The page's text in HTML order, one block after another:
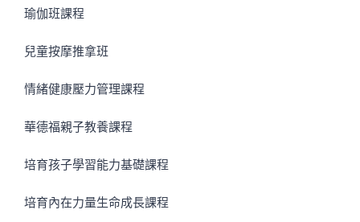
瑜伽班課程
兒童按摩推拿班
情緒健康壓力管理課程
華德福親子教養課程
培育孩子學習能力基礎課程
培育內在力量生命成長課程